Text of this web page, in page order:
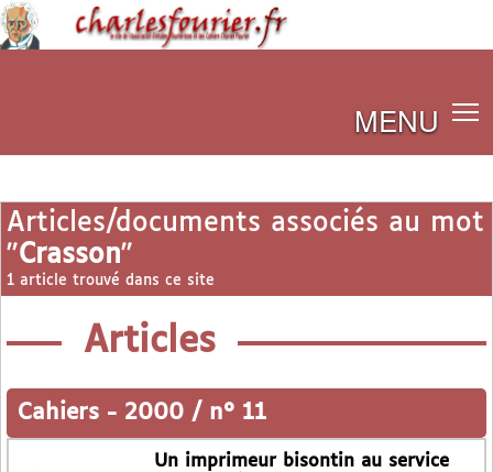
MENU
Articles/documents associés au mot
"Crasson"
1 article trouvé dans ce site
Articles
Cahiers - 2000 / n° 11
Un imprimeur bisontin au service